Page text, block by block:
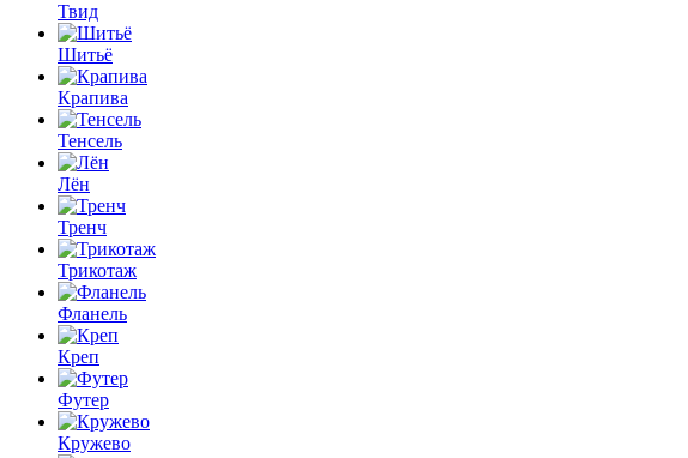
Твид
Шитьё
Крапива
Тенсель
Лён
Тренч
Трикотаж
Фланель
Креп
Футер
Кружево